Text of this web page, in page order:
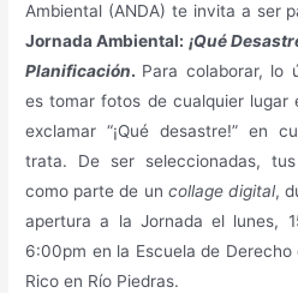
Ambiental (ANDA) te invita a ser
Jornada Ambiental: ¡Qué
Planificación. Para colaborar, lo
es tomar fotos de cualquier lugar
exclamar “¡Qué desastre!” en
trata. De ser seleccionadas,
como parte de un collage digital,
apertura a la Jornada el lunes,
6:00pm en la Escuela de
Rico en Río Piedras.